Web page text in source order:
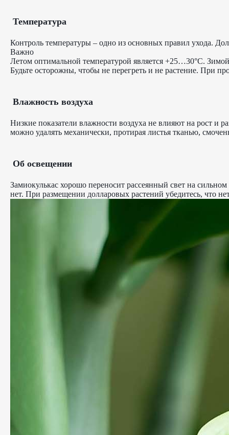
Температура
Контроль температуры – одно из основных правил ухода.
Важно
Летом оптимальной температурой является +25…30°C.
Будьте осторожны, чтобы не перегреть и не растение. При
Влажность воздуха
Низкие показатели влажности воздуха не влияют на рост и
можно удалять механически, протирая листья тканью,
Об освещении
Замиокулькас хорошо переносит рассеянный свет на
нет. При размещении долларовых растений убедитесь, что